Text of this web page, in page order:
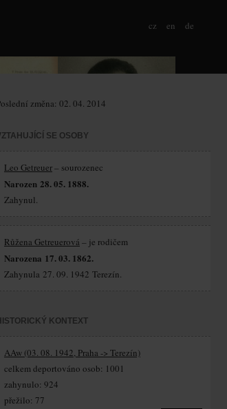
cz en de
změna: 02. 04. 2014
SE OSOBY
Leo Getreuer– sourozenec
Narozen 28. 05. 1888.
Zahynul.
Růžena Getreuerová – je rodičem
Narozena 17. 03. 1862.
Zahynula 27. 09. 1942 Terezín.
KONTEXT
AAw (03. 08. 1942, Praha -> Terezín)
celkem deportováno osob: 1001
zahynulo: 924
přežilo: 77